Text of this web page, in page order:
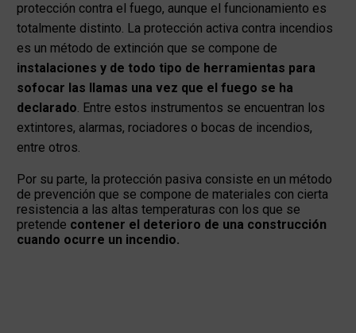
protección contra el fuego, aunque el funcionamiento es
totalmente distinto. La protección activa contra incendios
es un método de extinción que se compone de
instalaciones y de todo tipo de herramientas para
sofocar las llamas una vez que el fuego se ha
declarado. Entre estos instrumentos se encuentran los
extintores, alarmas, rociadores o bocas de incendios,
entre otros.
Por su parte, la protección pasiva consiste en un método
de prevención que se compone de materiales con cierta
resistencia a las altas temperaturas con los que se
pretende contener el deterioro de una construcción
cuando ocurre un incendio.